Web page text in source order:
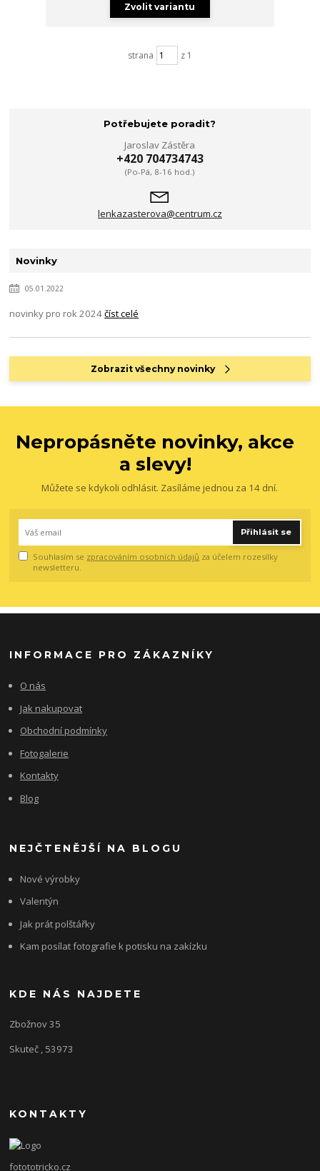
Zvolit variantu
strana z 1
Potřebujete poradit?
Jaroslav Zástěra
+420 704734743
(Po-Pá, 8-16 hod.)
lenkazasterova@centrum.cz
Novinky
05.01.2022
novinky pro rok 2024číst celé
Zobrazit všechny novinky
Nepropásněte novinky, akce
a slevy!
Můžete se kdykoli odhlásit. Zasíláme jednou za 14 dní.
Přihlásit se
Souhlasím se zpracováním osobních údajů za účelem rozesílky
newsletteru.
INFORMACE PRO ZÁKAZNÍKY
O nás
Jak nakupovat
Obchodní podmínky
Fotogalerie
Kontakty
Blog
NEJČTENĚJŠÍ NA BLOGU
Nové výrobky
Valentýn
Jak prát polštářky
Kam posílat fotografie k potisku na zakízku
KDE NÁS NAJDETE
Zbožnov 35
Skuteč , 53973
KONTAKTY
fotototricko.cz